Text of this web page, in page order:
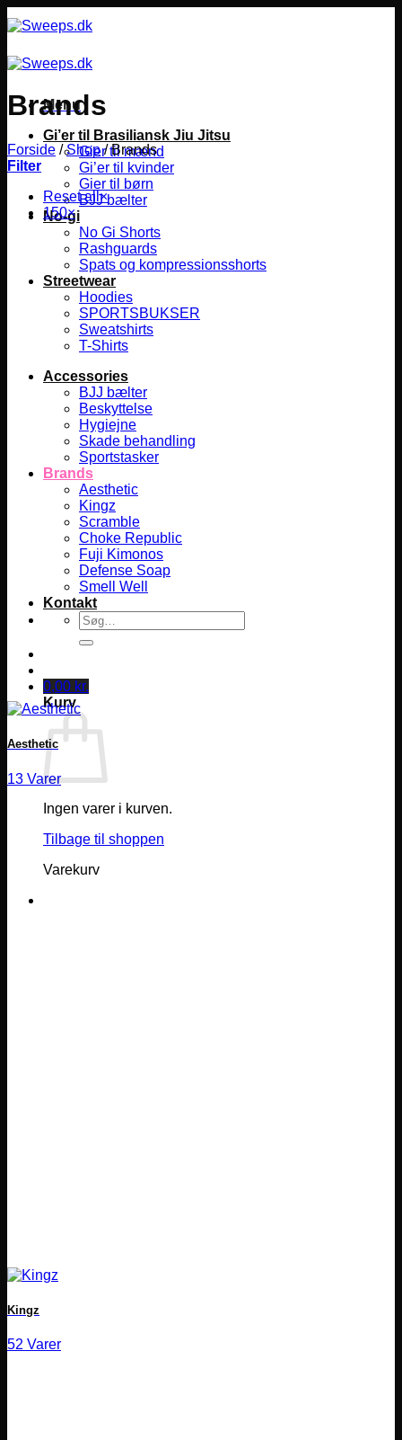
til
Menu
Gi’er til Brasiliansk Jiu Jitsu
Gier til mænd
Gi’er til kvinder
Gier til børn
BJJ bælter
No-gi
No Gi Shorts
Rashguards
Spats og kompressionsshorts
Streetwear
Hoodies
SPORTSBUKSER
Sweatshirts
T-Shirts
Accessories
BJJ bælter
Beskyttelse
Hygiejne
Skade behandling
Sportstasker
Brands
Aesthetic
Kingz
Scramble
Choke Republic
Fuji Kimonos
Defense Soap
Smell Well
Kontakt
Søg
efter:
0,00 kr.
Kurv
Ingen varer i kurven.
Tilbage til shoppen
Varekurv
Brands
Forside / Shop /Brands
Filter
Reset all×
150×
Aesthetic
13 Varer
Kingz
52 Varer